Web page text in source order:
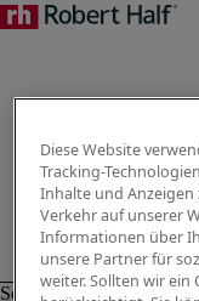
Diese Website
Tracking-
Inhalte und
Verkehr auf unserer
Informationen über
unsere Partner für
weiter. Sollten wir